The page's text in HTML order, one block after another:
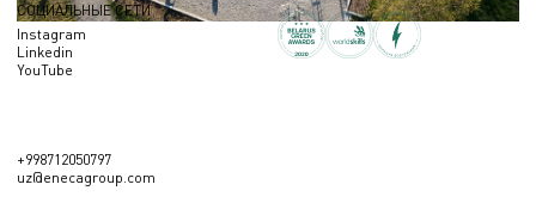
СОЦИАЛЬНЫЕ СЕТИ
Instagram
Linkedin
YouTube
+998712050797
uz@enecagroup.com